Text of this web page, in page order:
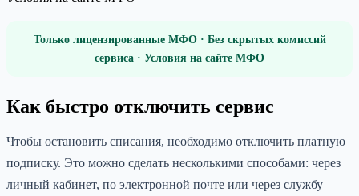
Только лицензированные МФО · Без скрытых комиссий
сервиса · Условия на сайте МФО
Как быстро отключить сервис
Чтобы остановить списания, необходимо отключить платную
подписку. Это можно сделать несколькими способами: через
личный кабинет, по электронной почте или через службу